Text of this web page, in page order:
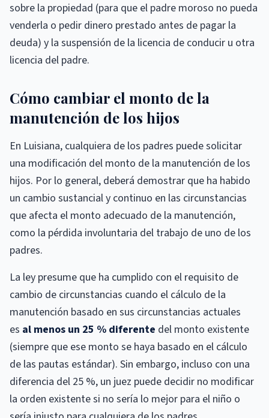
sobre la propiedad (para que el padre moroso no pueda
venderla o pedir dinero prestado antes de pagar la
deuda) y la suspensión de la licencia de conducir u otra
licencia del padre.
Cómo cambiar el monto de la
manutención de los hijos
En Luisiana, cualquiera de los padres puede solicitar
una modificación del monto de la manutención de los
hijos. Por lo general, deberá demostrar que ha habido
un cambio sustancial y continuo en las circunstancias
que afecta el monto adecuado de la manutención,
como la pérdida involuntaria del trabajo de uno de los
padres.
La ley presume que ha cumplido con el requisito de
cambio de circunstancias cuando el cálculo de la
manutención basado en sus circunstancias actuales
es al menos un 25 % diferente del monto existente
(siempre que ese monto se haya basado en el cálculo
de las pautas estándar). Sin embargo, incluso con una
diferencia del 25 %, un juez puede decidir no modificar
la orden existente si no sería lo mejor para el niño o